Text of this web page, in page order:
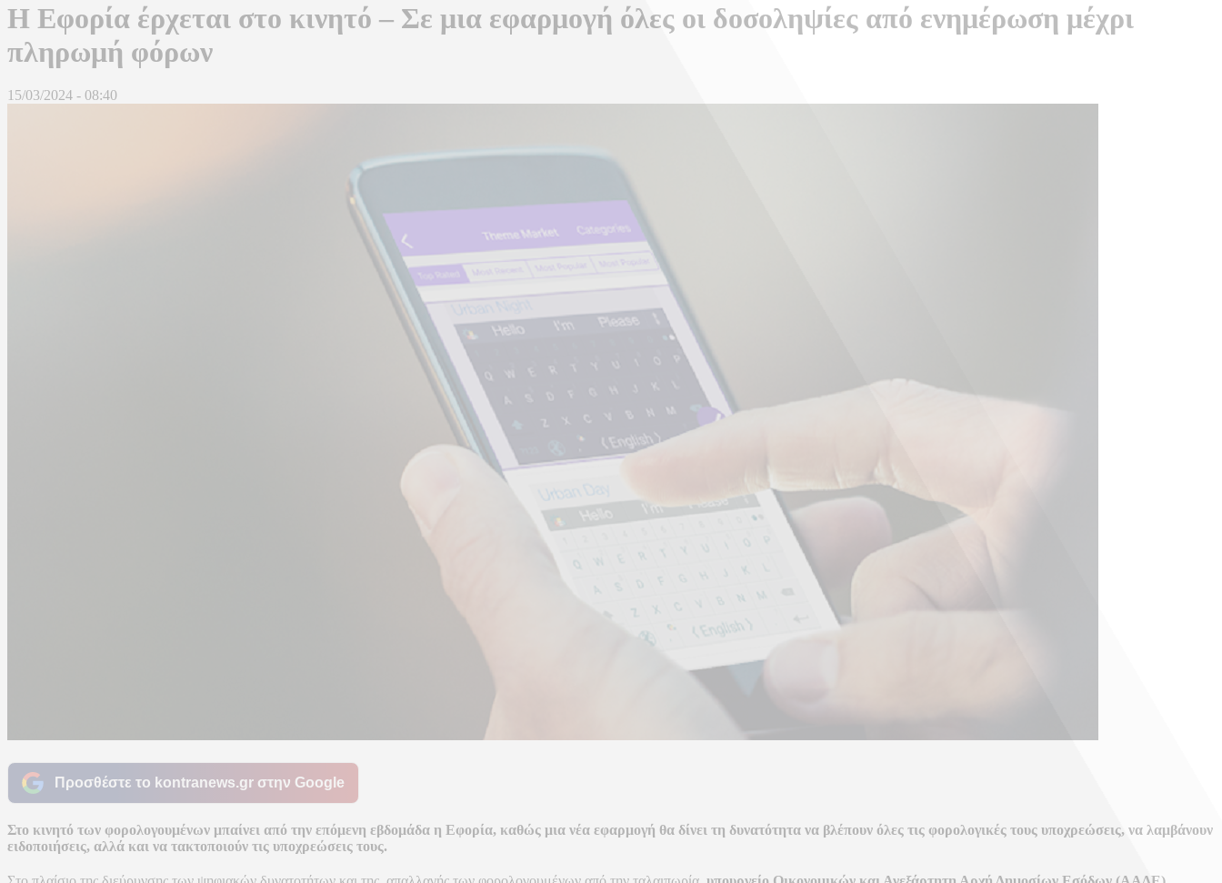
Η Εφορία έρχεται στο κινητό – Σε μια εφαρμογή όλες οι δοσοληψίες από ενημέρωση μέχρι
πληρωμή φόρων
15/03/2024 - 08:40
Προσθέστε το kontranews.gr στην Google
Στο κινητό των φορολογουμένων μπαίνει από την επόμενη εβδομάδα η Εφορία, καθώς μια νέα εφαρμογή θα δίνει τη δυνατότητα να βλέπουν όλες τις φορολογικές τους υποχρεώσεις, να λαμβάνουν
ειδοποιήσεις, αλλά και να τακτοποιούν τις υποχρεώσεις τους.